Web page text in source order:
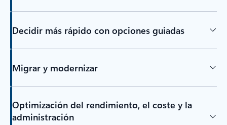
Decidir más rápido con opciones guiadas
Migrar y modernizar
Optimización del rendimiento, el coste y la
administración